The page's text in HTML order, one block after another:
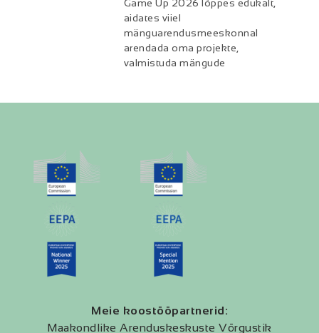
Game Up 2026 lõppes edukalt,
aidates viiel
mänguarendusmeeskonnal
arendada oma projekte,
valmistuda mängude
Meie koostööpartnerid:
Maakondlike Arenduskeskuste Võrgustik